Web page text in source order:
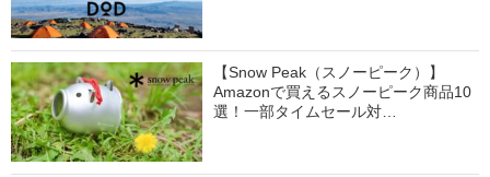
【Snow Peak（スノーピーク）】
Amazonで買えるスノーピーク商品10
選！一部タイムセール対…